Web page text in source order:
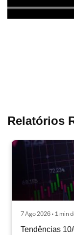
Relatórios
7 Ago 2026 • 1 min
Tendências